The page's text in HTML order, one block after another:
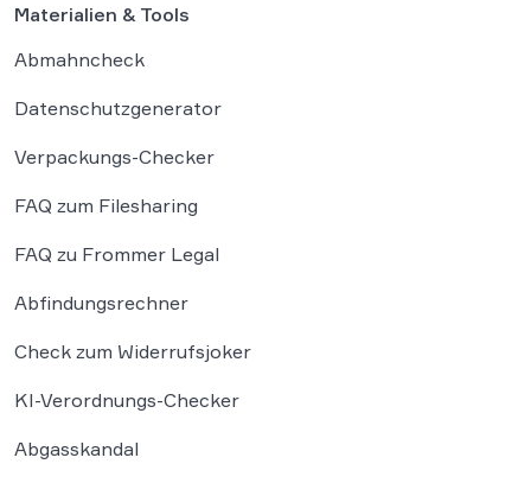
Materialien & Tools
Abmahncheck
Datenschutzgenerator
Verpackungs-Checker
FAQ zum Filesharing
FAQ zu Frommer Legal
Abfindungsrechner
Check zum Widerrufsjoker
KI-Verordnungs-Checker
Abgasskandal